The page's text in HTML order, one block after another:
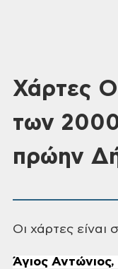
Χάρτες
των
πρώην
Οι χάρτες είναι
Άγιος